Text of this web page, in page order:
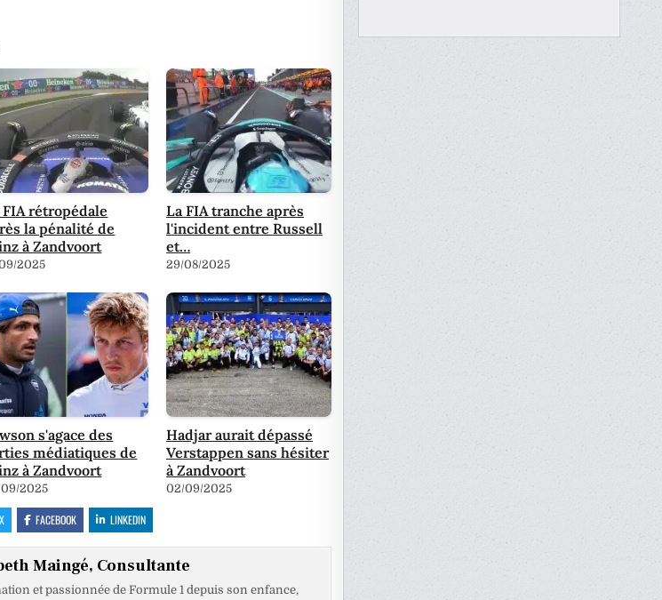
FIA rétropédale
la pénalité de
à Zandvoort
2025
La FIA tranche après
l'incident entre Russell
et…
29/08/2025
s'agace des
médiatiques de
à Zandvoort
2025
Hadjar aurait dépassé
Verstappen sans hésiter
à Zandvoort
02/09/2025
X FACEBOOK LINKEDIN
Maingé, Consultante
et passionnée de Formule 1 depuis son enfance,